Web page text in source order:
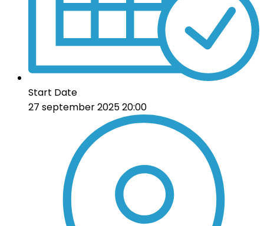
Start Date
27 september 2025 20:00